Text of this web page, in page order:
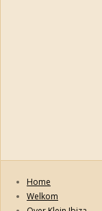
Home
Welkom